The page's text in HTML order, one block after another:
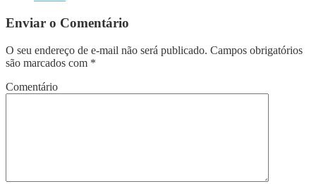
Enviar o Comentário
O seu endereço de e-mail não será publicado. Campos obrigatórios
são marcados com *
Comentário